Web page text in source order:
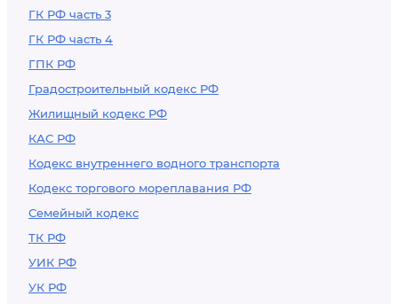
ГК РФ часть 3
ГК РФ часть 4
ГПК РФ
Градостроительный кодекс РФ
Жилищный кодекс РФ
КАС РФ
Кодекс внутреннего водного транспорта
Кодекс торгового мореплавания РФ
Семейный кодекс
ТК РФ
УИК РФ
УК РФ